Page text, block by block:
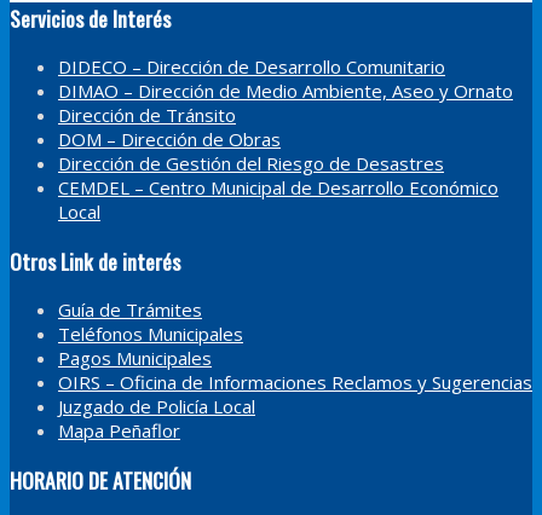
Servicios de Interés
DIDECO – Dirección de Desarrollo Comunitario
DIMAO – Dirección de Medio Ambiente, Aseo y Ornato
Dirección de Tránsito
DOM – Dirección de Obras
Dirección de Gestión del Riesgo de Desastres
CEMDEL – Centro Municipal de Desarrollo Económico
Local
Otros Link de interés
Guía de Trámites
Teléfonos Municipales
Pagos Municipales
OIRS – Oficina de Informaciones Reclamos y Sugerencias
Juzgado de Policía Local
Mapa Peñaflor
HORARIO DE ATENCIÓN